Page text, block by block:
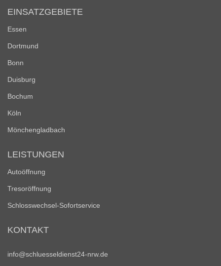
EINSATZGEBIETE
Essen
Dortmund
Bonn
Duisburg
Bochum
Köln
Mönchengladbach
LEISTUNGEN
Autoöffnung
Tresoröffnung
Schlosswechsel-Sofortservice
KONTAKT
info@schluesseldienst24-nrw.de